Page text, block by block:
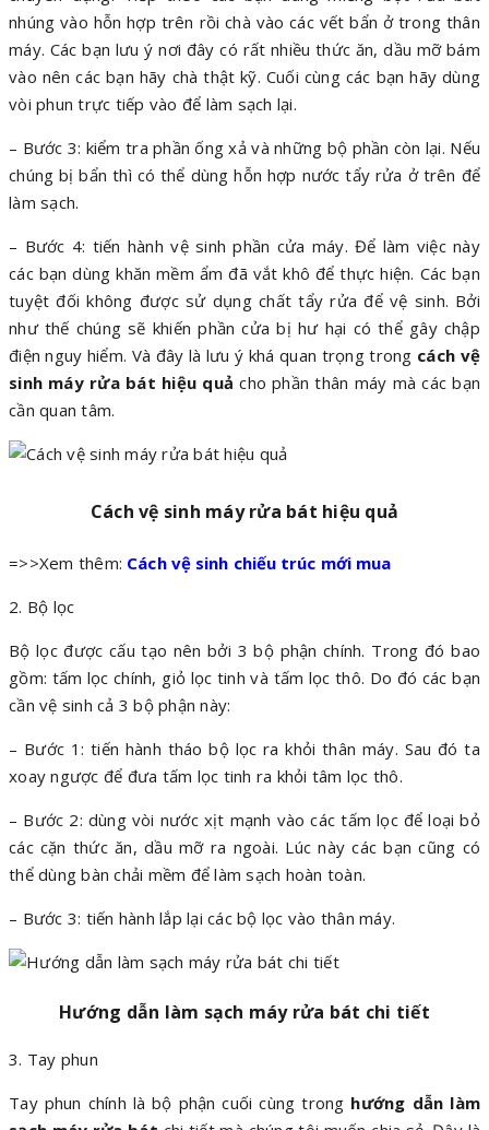
nhúng vào hỗn hợp trên rồi chà vào các vết bẩn ở trong thân
máy. Các bạn lưu ý nơi đây có rất nhiều thức ăn, dầu mỡ bám
vào nên các bạn hãy chà thật kỹ. Cuối cùng các bạn hãy dùng
vòi phun trực tiếp vào để làm sạch lại.
– Bước 3: kiểm tra phần ống xả và những bộ phần còn lại. Nếu
chúng bị bẩn thì có thể dùng hỗn hợp nước tẩy rửa ở trên để
làm sạch.
– Bước 4: tiến hành vệ sinh phần cửa máy. Để làm việc này
các bạn dùng khăn mềm ẩm đã vắt khô để thực hiện. Các bạn
tuyệt đối không được sử dụng chất tẩy rửa để vệ sinh. Bởi
như thế chúng sẽ khiến phần cửa bị hư hại có thể gây chập
điện nguy hiểm. Và đây là lưu ý khá quan trọng trong cách vệ
sinh máy rửa bát hiệu quả cho phần thân máy mà các bạn
cần quan tâm.
Cách vệ sinh máy rửa bát hiệu quả
=>>Xem thêm: Cách vệ sinh chiếu trúc mới mua
2. Bộ lọc
Bộ lọc được cấu tạo nên bởi 3 bộ phận chính. Trong đó bao
gồm: tấm lọc chính, giỏ lọc tinh và tấm lọc thô. Do đó các bạn
cần vệ sinh cả 3 bộ phận này:
– Bước 1: tiến hành tháo bộ lọc ra khỏi thân máy. Sau đó ta
xoay ngược để đưa tấm lọc tinh ra khỏi tâm lọc thô.
– Bước 2: dùng vòi nước xịt mạnh vào các tấm lọc để loại bỏ
các cặn thức ăn, dầu mỡ ra ngoài. Lúc này các bạn cũng có
thể dùng bàn chải mềm để làm sạch hoàn toàn.
– Bước 3: tiến hành lắp lại các bộ lọc vào thân máy.
Hướng dẫn làm sạch máy rửa bát chi tiết
3. Tay phun
Tay phun chính là bộ phận cuối cùng trong hướng dẫn làm